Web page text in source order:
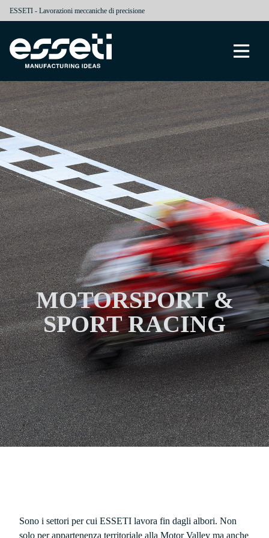
ESSETI - Lavorazioni meccaniche di precisione
MOTORSPORT &
SPORT RACING
Sono i settori per cui ESSETI lavora fin dagli albori. Non
solo per appartenenza territoriale alla Motor Valley ma anche